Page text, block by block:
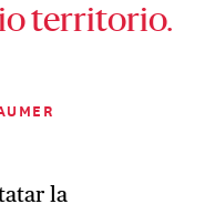
territorio.
la